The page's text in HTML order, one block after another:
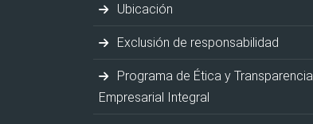
Ubicación
Exclusión de responsabilidad
Programa de Ética y Transparencia
Empresarial Integral